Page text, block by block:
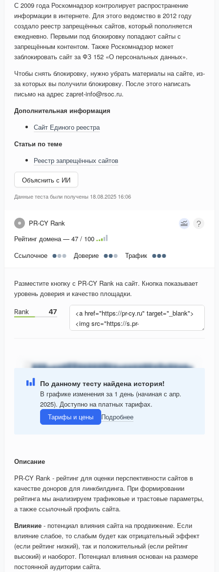
С 2009 года Роскомнадзор контролирует распространение
информации в интернете. Для этого ведомство в 2012 году
создало реестр запрещённых сайтов, который пополняется
ежедневно. Первыми под блокировку попадают сайты с
запрещённым контентом. Также Роскомнадзор может
заблокировать сайт за ФЗ 152 «О персональных данных».
Чтобы снять блокировку, нужно убрать материалы на сайте, из-
за которых вы получили блокировку. После этого написать
письмо на адрес zapret-info@rsoc.ru.
Дополнительная информация
Сайт Единого реестра
Статьи по теме
Реестр запрещённых сайтов
Объяснить с ИИ
Данные теста были получены 18.08.2025 16:06
PR-CY Rank
Рейтинг домена — 47 / 100
Ссылочное
Доверие Трафик
Разместите кнопку с PR-CY Rank на сайт. Кнопка показывает
уровень доверия и качество площадки.
По данному тесту найдена история!
В графике изменения за 1 день (начиная с апр.
2025). Доступно на платных тарифах.
Тарифы и цены
Подробнее
Описание
PR-CY Rank - рейтинг для оценки перспективности сайтов в
качестве доноров для линкбилдинга. При формировании
рейтинга мы анализируем трафиковые и трастовые параметры,
а также ссылочный профиль сайта.
Влияние - потенциал влияния сайта на продвижение. Если
влияние слабое, то слабым будет как отрицательный эффект
(если рейтинг низкий), так и положительный (если рейтинг
высокий) и наоборот. Потенциал влияния основан на размере
постоянной аудитории сайта.